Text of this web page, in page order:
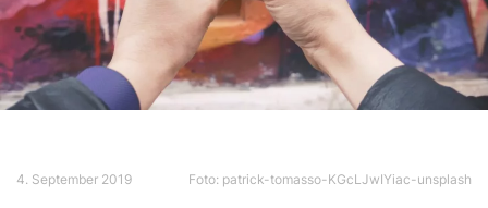
4. September 2019 Foto: patrick-tomasso-KGcLJwIYiac-unsplash